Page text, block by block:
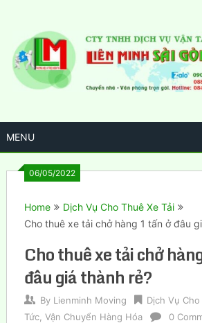
content
MENU
06/05/2022
Home
Dịch Vụ Cho Thuê Xe Tải
Cho thuê xe tải chở hàng 1 tấn ở đâu
Cho thuê xe tải chở
đâu giá thành rẻ?
By Lienminh Moving Dịch Vụ
Tức, Vận Chuyển Hàng Hóa 0